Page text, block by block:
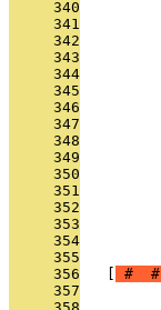
     340
     341
     342
     343
     344
     345
     346
     347
     348
     349
     350
     351
     352
     353
     354
     355
     356
# #
     357